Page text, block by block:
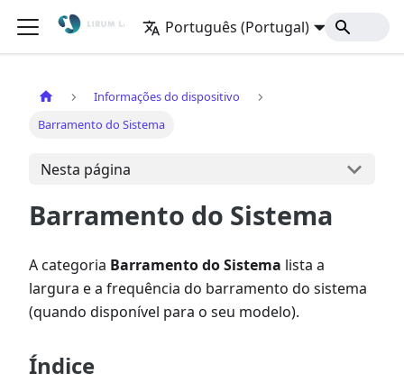
Português (Portugal) Início
Informações do dispositivo
Barramento do Sistema
Nesta página
Barramento do Sistema
A categoria Barramento do Sistema lista a
largura e a frequência do barramento do sistema
(quando disponível para o seu modelo).
Índice